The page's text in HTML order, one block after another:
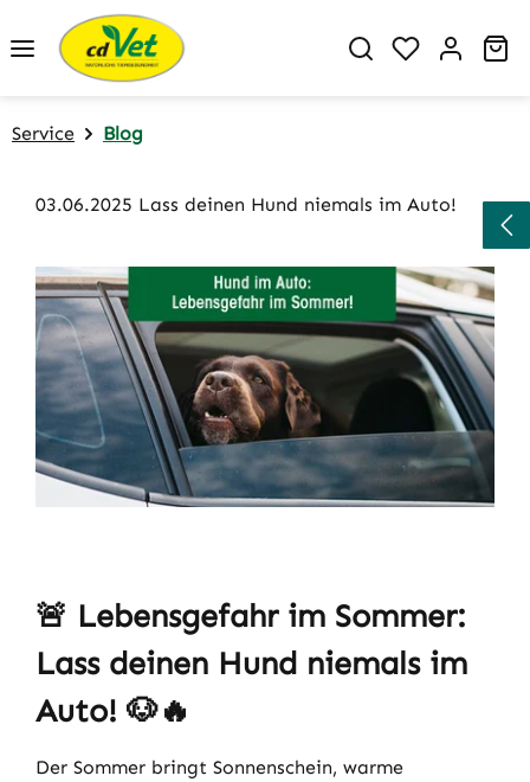
Zum Hauptinhalt springen
Du hast 0
Service Blog
03.06.2025 Lass deinen Hund niemals im Auto!
🚨 Lebensgefahr im Sommer:
Lass deinen Hund niemals im
Auto! 🐶🔥
Der Sommer bringt Sonnenschein, warme